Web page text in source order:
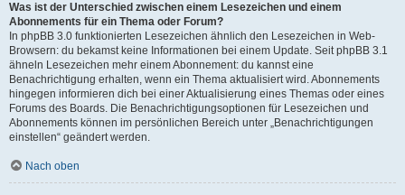
Was ist der Unterschied zwischen einem Lesezeichen und einem
Abonnements für ein Thema oder Forum?
In phpBB 3.0 funktionierten Lesezeichen ähnlich den Lesezeichen in Web-
Browsern: du bekamst keine Informationen bei einem Update. Seit phpBB 3.1
ähneln Lesezeichen mehr einem Abonnement: du kannst eine
Benachrichtigung erhalten, wenn ein Thema aktualisiert wird. Abonnements
hingegen informieren dich bei einer Aktualisierung eines Themas oder eines
Forums des Boards. Die Benachrichtigungsoptionen für Lesezeichen und
Abonnements können im persönlichen Bereich unter „Benachrichtigungen
einstellen“ geändert werden.
Nach oben